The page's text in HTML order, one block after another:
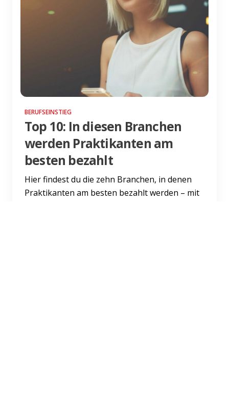
BERUFSEINSTIEG
Top 10: In diesen Branchen
werden Praktikanten am
besten bezahlt
Hier findest du die zehn Branchen, in denen
Praktikanten am besten bezahlt werden – mit